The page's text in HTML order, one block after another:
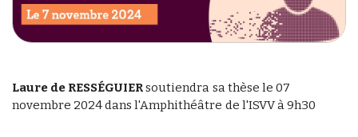
Laure de RESSÉGUIERsoutiendra sa thèse le 07
novembre 2024 dans l'Amphithéâtre de l'ISVV à 9h30